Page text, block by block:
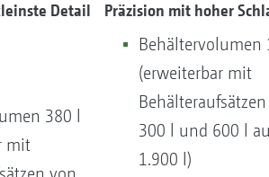
Detail
Präzision mit hoher
380 l
mit
Behältervolumen
(erweiterbar mit
300 l und 600 l
1.900 l)